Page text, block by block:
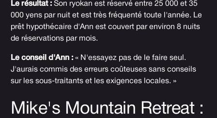
Le résultat : Son ryokan est réservé entre 25 000 et 35
000 yens par nuit et est très fréquenté toute l'année. Le
prêt hypothécaire d'Ann est couvert par environ 8 nuits
de réservations par mois.
Le conseil d'Ann : « N'essayez pas de le faire seul.
J'aurais commis des erreurs coûteuses sans conseils
sur les sous-traitants et les exigences locales. »
Mike's Mountain Retreat :